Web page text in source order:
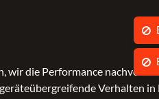
die Performance
Verhalten in
Mein Konto
Marken